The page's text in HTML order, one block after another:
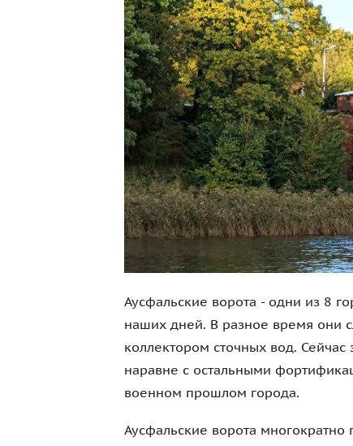
Аусфальские ворота - одни из 8
наших дней. В разное время они
коллектором сточных вод. Сейчас
наравне с остальными
военном прошлом города.
Аусфальские ворота многократно